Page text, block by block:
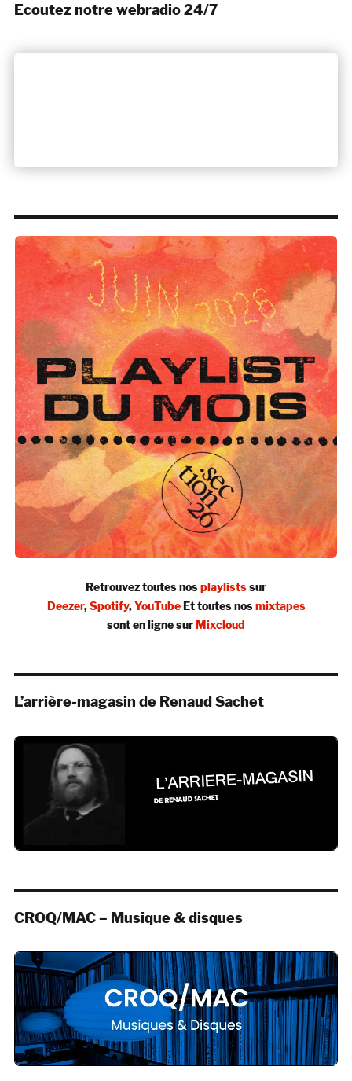
Ecoutez notre webradio 24/7
Retrouvez toutes nosplaylistssur
Deezer,Spotify,YouTubeEt toutes nosmixtapes
sont en ligne sur Mixcloud
L’arrière-magasin de Renaud Sachet
CROQ/MAC – Musique & disques